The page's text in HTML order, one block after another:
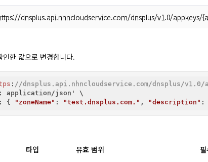
dnsplus.api.nhncloudservice.com/dnsplus/v1.0/appkeys/
한 값으로 변경합니다.
: //dnsplus.api.nhncloudservice.com/dnsplus/v1.0/
application/json' \
: { "zoneName" : "test.dnsplus.com." , "description" :
타입 유효 범위